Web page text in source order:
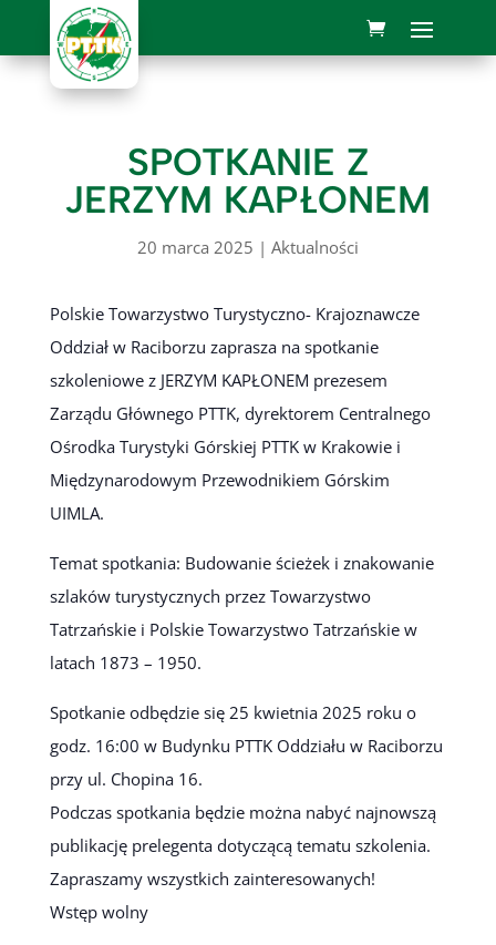
SPOTKANIE Z
JERZYM KAPŁONEM
20 marca 2025 | Aktualności
Polskie Towarzystwo Turystyczno- Krajoznawcze
Oddział w Raciborzu zaprasza na spotkanie
szkoleniowe z JERZYM KAPŁONEM prezesem
Zarządu Głównego PTTK, dyrektorem Centralnego
Ośrodka Turystyki Górskiej PTTK w Krakowie i
Międzynarodowym Przewodnikiem Górskim
UIMLA.
Temat spotkania: Budowanie ścieżek i znakowanie
szlaków turystycznych przez Towarzystwo
Tatrzańskie i Polskie Towarzystwo Tatrzańskie w
latach 1873 – 1950.
Spotkanie odbędzie się 25 kwietnia 2025 roku o
godz. 16:00 w Budynku PTTK Oddziału w Raciborzu
przy ul. Chopina 16.
Podczas spotkania będzie można nabyć najnowszą
publikację prelegenta dotyczącą tematu szkolenia.
Zapraszamy wszystkich zainteresowanych!
Wstęp wolny